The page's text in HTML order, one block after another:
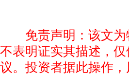
免责声明：该文
不表明证实其描述，
议。投资者据此操作，